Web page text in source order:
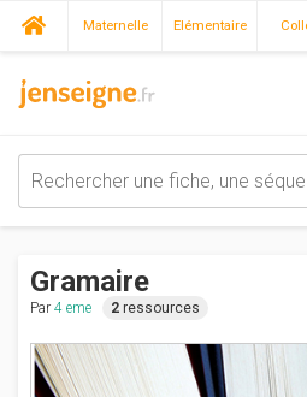
Maternelle Elémentaire
Gramaire
Par 4 eme 2 ressources